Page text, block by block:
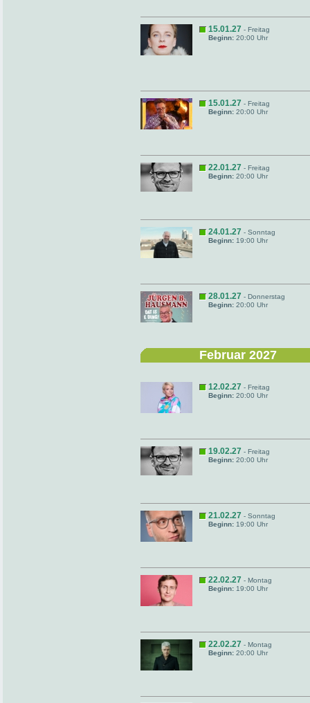
15.01.27 - Freitag
Beginn: 20:00 Uhr
15.01.27 - Freitag
Beginn: 20:00 Uhr
22.01.27 - Freitag
Beginn: 20:00 Uhr
24.01.27 - Sonntag
Beginn: 19:00 Uhr
28.01.27 - Donnerstag
Beginn: 20:00 Uhr
Februar 2027
12.02.27 - Freitag
Beginn: 20:00 Uhr
19.02.27 - Freitag
Beginn: 20:00 Uhr
21.02.27 - Sonntag
Beginn: 19:00 Uhr
22.02.27 - Montag
Beginn: 19:00 Uhr
22.02.27 - Montag
Beginn: 20:00 Uhr